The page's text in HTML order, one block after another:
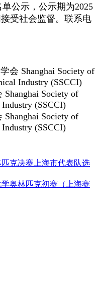
公示，公示期为2025
受社会监督。联系电
克决赛上海市代表队选
学奥林匹克初赛（上海赛